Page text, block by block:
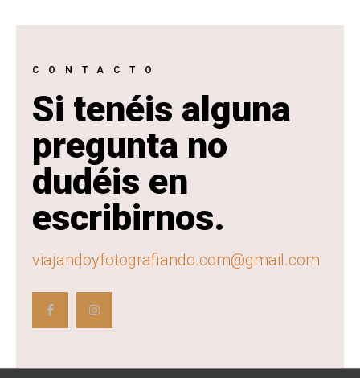
CONTACTO
Si tenéis alguna
pregunta no
dudéis en
escribirnos.
viajandoyfotografiando.com@gmail.com